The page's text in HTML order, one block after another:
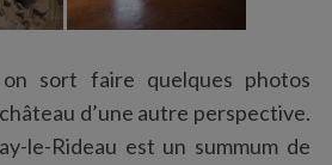
sort faire quelques photos
d’une autre perspective.
le-Rideau est un summum de